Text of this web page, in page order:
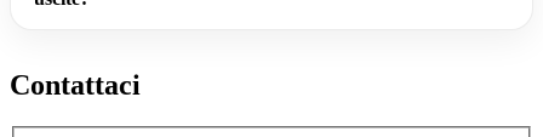
Contattaci